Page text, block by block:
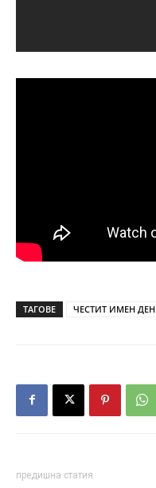
ТАГОВЕ ЧЕСТИТ ИМЕН ДЕН
предишна статия